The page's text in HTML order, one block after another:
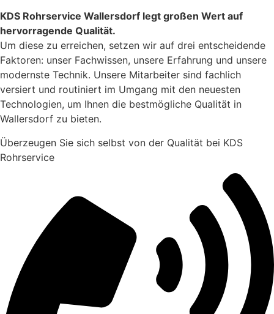
KDS Rohrservice Wallersdorf legt großen Wert auf
hervorragende Qualität.
Um diese zu erreichen, setzen wir auf drei entscheidende
Faktoren: unser Fachwissen, unsere Erfahrung und unsere
modernste Technik. Unsere Mitarbeiter sind fachlich
versiert und routiniert im Umgang mit den neuesten
Technologien, um Ihnen die bestmögliche Qualität in
Wallersdorf zu bieten.
Überzeugen Sie sich selbst von der Qualität bei KDS
Rohrservice